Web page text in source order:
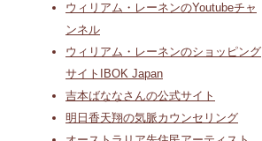
ウィリアム・レーネンのYoutubeチャ
ンネル
ウィリアム・レーネンのショッピング
サイトIBOK Japan
吉本ばななさんの公式サイト
明日香天翔の気脈カウンセリング